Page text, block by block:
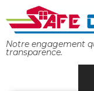
Notre engagement
transparence.
Panneau de gestion